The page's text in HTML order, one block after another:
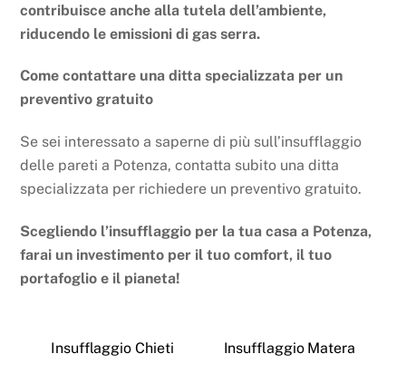
contribuisce anche alla tutela dell’ambiente,
riducendo le emissioni di gas serra.
Come contattare una ditta specializzata per un
preventivo gratuito
Se sei interessato a saperne di più sull’insufflaggio
delle pareti a Potenza, contatta subito una ditta
specializzata per richiedere un preventivo gratuito.
Scegliendo l’insufflaggio per la tua casa a Potenza,
farai un investimento per il tuo comfort, il tuo
portafoglio e il pianeta!
Insufflaggio Chieti Insufflaggio Matera